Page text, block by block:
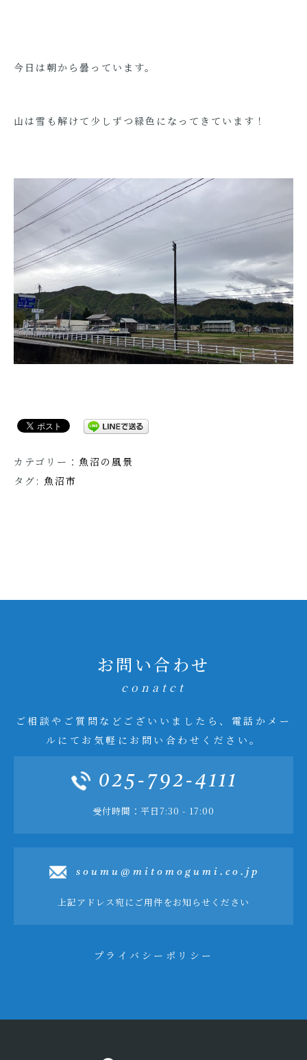
今日は朝から曇っています。
山は雪も解けて少しずつ緑色になってきています！
カテゴリー： 魚沼の風景
タグ: 魚沼市
お問い合わせ
conatct
ご相談やご質問などございいましたら、電話かメー
ルにてお気軽にお問い合わせください。
025-792-4111
受付時間：平日7:30 - 17:00
soumu@mitomogumi.co.jp
上記アドレス宛にご用件をお知らせください
プライバシーポリシー